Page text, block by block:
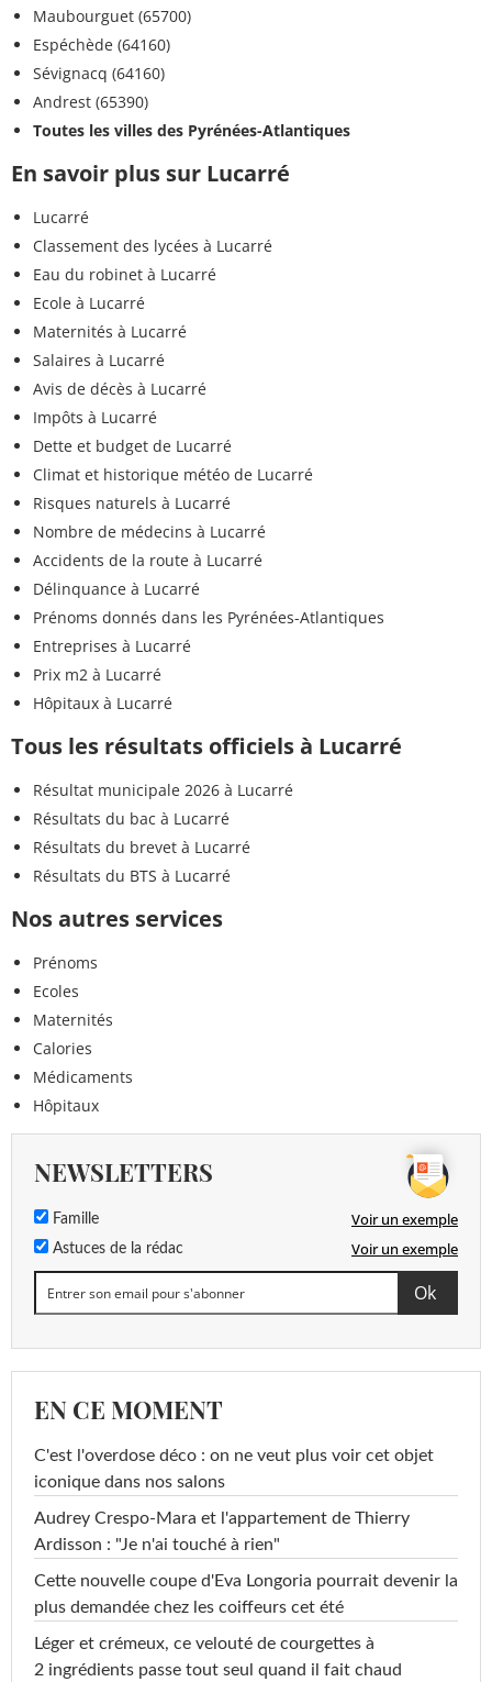
Maubourguet (65700)
Espéchède (64160)
Sévignacq (64160)
Andrest (65390)
Toutes les villes des Pyrénées-Atlantiques
En savoir plus sur Lucarré
Lucarré
Classement des lycées à Lucarré
Eau du robinet à Lucarré
Ecole à Lucarré
Maternités à Lucarré
Salaires à Lucarré
Avis de décès à Lucarré
Impôts à Lucarré
Dette et budget de Lucarré
Climat et historique météo de Lucarré
Risques naturels à Lucarré
Nombre de médecins à Lucarré
Accidents de la route à Lucarré
Délinquance à Lucarré
Prénoms donnés dans les Pyrénées-Atlantiques
Entreprises à Lucarré
Prix m2 à Lucarré
Hôpitaux à Lucarré
Tous les résultats officiels à Lucarré
Résultat municipale 2026 à Lucarré
Résultats du bac à Lucarré
Résultats du brevet à Lucarré
Résultats du BTS à Lucarré
Nos autres services
Prénoms
Ecoles
Maternités
Calories
Médicaments
Hôpitaux
NEWSLETTERS
Famille Voir un exemple
Astuces de la rédac Voir un exemple
EN CE MOMENT
C'est l'overdose déco : on ne veut plus voir cet objet
iconique dans nos salons
Audrey Crespo-Mara et l'appartement de Thierry
Ardisson : "Je n'ai touché à rien"
Cette nouvelle coupe d'Eva Longoria pourrait devenir la
plus demandée chez les coiffeurs cet été
Léger et crémeux, ce velouté de courgettes à
2 ingrédients passe tout seul quand il fait chaud